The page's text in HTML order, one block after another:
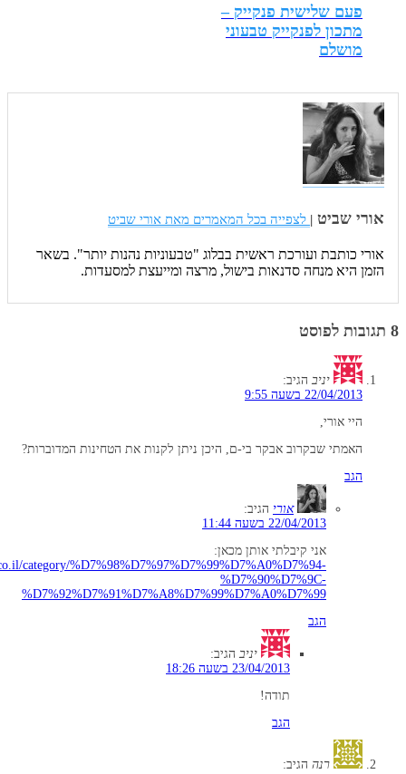
פעם שלישית פנקייק –
מתכון לפנקייק טבעוני
מושלם
אורי שביט | לצפייה בכל המאמרים מאת אורי שביט
אורי כותבת ועורכת ראשית בבלוג "טבעוניות נהנות יותר". בשאר
הזמן היא מנחה סדנאות בישול, מרצה ומייעצת למסעדות.
8 תגובות לפוסט
יניב הגיב:
22/04/2013 בשעה 9:55
היי אורי,
האמתי שבקרוב אבקר בי-ם, היכן ניתן לקנות את הטחינות המדוברות?
הגב
אורי הגיב:
22/04/2013 בשעה 11:44
אני קיבלתי אותן מכאן:
category/%D7%98%D7%97%D7%99%D7%A0%D7%94-
%D7%90%D7%9C-
%D7%92%D7%91%D7%A8%D7%99%D7%A0%D7%99
הגב
יניב הגיב:
23/04/2013 בשעה 18:26
תודה!
הגב
רנה הגיב: